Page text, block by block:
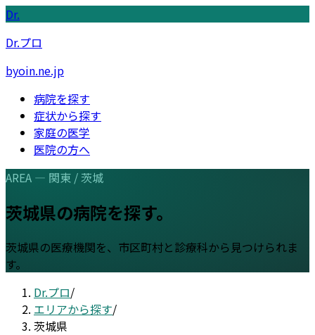
Dr.
Dr.プロ
byoin.ne.jp
病院を探す
症状から探す
家庭の医学
医院の方へ
AREA — 関東 /茨城
茨城県の病院を探す。
茨城県の医療機関を、市区町村と診療科から見つけられま
す。
Dr.プロ/
エリアから探す/
茨城県